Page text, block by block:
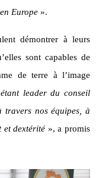
Europe ».
démontrer à leurs
sont capables de
de terre à l’image
étant leader du conseil
nos équipes, à
dextérité », a promis